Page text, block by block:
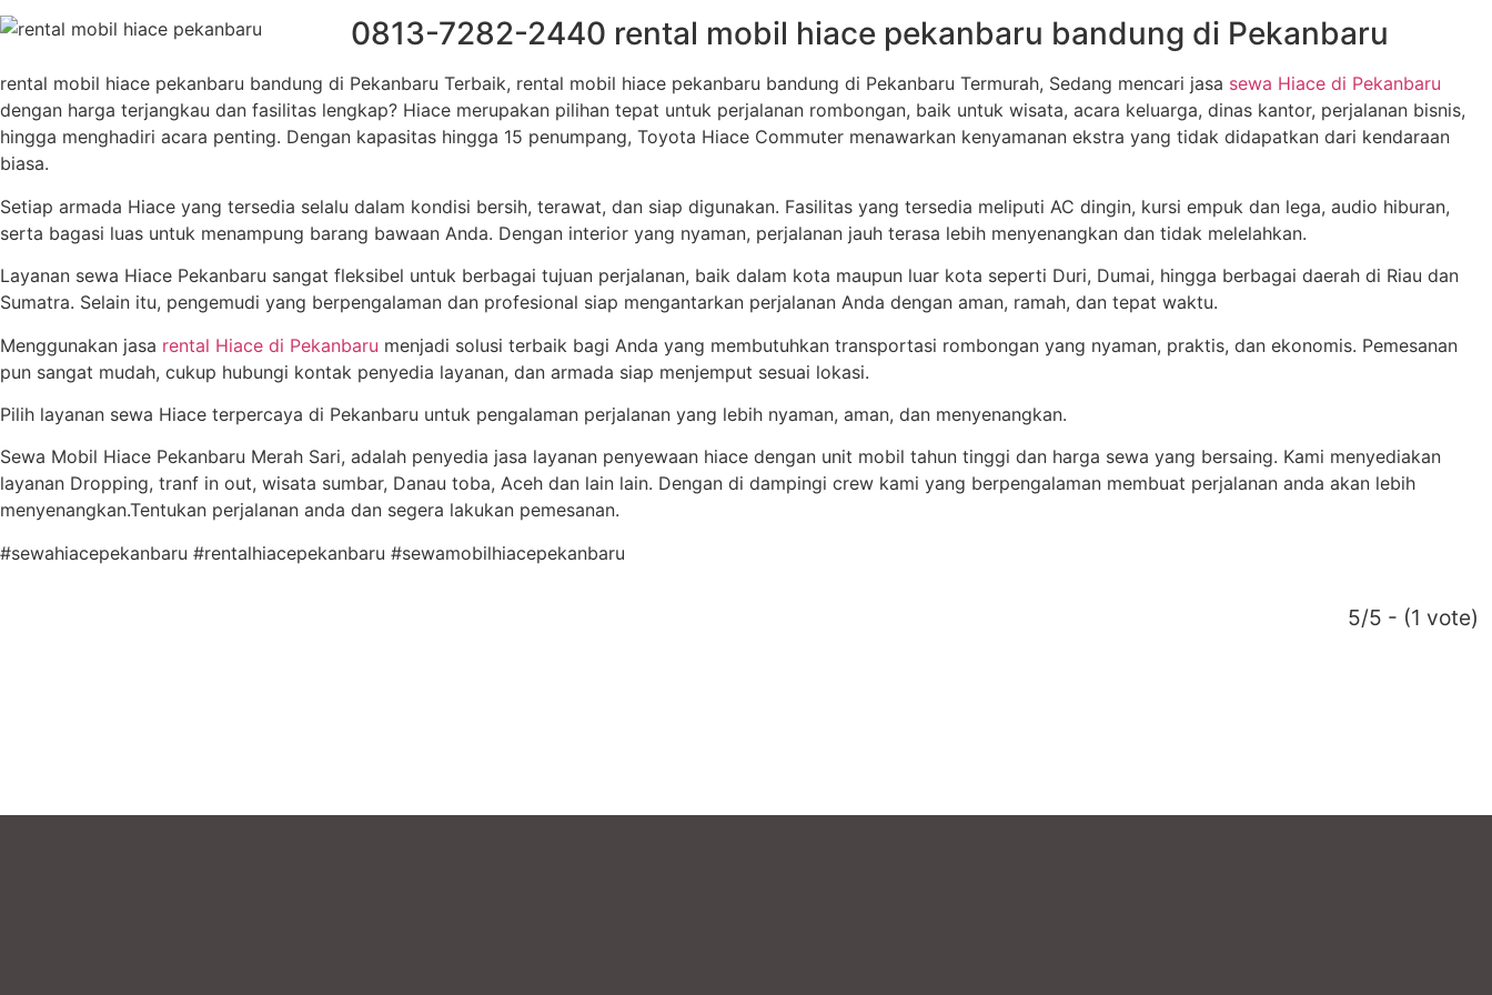
0813-7282-2440 rental mobil hiace pekanbaru bandung di Pekanbaru
rental mobil hiace pekanbaru bandung di Pekanbaru Terbaik, rental mobil hiace pekanbaru bandung di Pekanbaru Termurah, Sedang mencari jasa sewa Hiace di Pekanbaru
dengan harga terjangkau dan fasilitas lengkap? Hiace merupakan pilihan tepat untuk perjalanan rombongan, baik untuk wisata, acara keluarga, dinas kantor, perjalanan bisnis,
hingga menghadiri acara penting. Dengan kapasitas hingga 15 penumpang, Toyota Hiace Commuter menawarkan kenyamanan ekstra yang tidak didapatkan dari kendaraan
biasa.
Setiap armada Hiace yang tersedia selalu dalam kondisi bersih, terawat, dan siap digunakan. Fasilitas yang tersedia meliputi AC dingin, kursi empuk dan lega, audio hiburan,
serta bagasi luas untuk menampung barang bawaan Anda. Dengan interior yang nyaman, perjalanan jauh terasa lebih menyenangkan dan tidak melelahkan.
Layanan sewa Hiace Pekanbaru sangat fleksibel untuk berbagai tujuan perjalanan, baik dalam kota maupun luar kota seperti Duri, Dumai, hingga berbagai daerah di Riau dan
Sumatra. Selain itu, pengemudi yang berpengalaman dan profesional siap mengantarkan perjalanan Anda dengan aman, ramah, dan tepat waktu.
Menggunakan jasa rental Hiace di Pekanbaru menjadi solusi terbaik bagi Anda yang membutuhkan transportasi rombongan yang nyaman, praktis, dan ekonomis. Pemesanan
pun sangat mudah, cukup hubungi kontak penyedia layanan, dan armada siap menjemput sesuai lokasi.
Pilih layanan sewa Hiace terpercaya di Pekanbaru untuk pengalaman perjalanan yang lebih nyaman, aman, dan menyenangkan.
Sewa Mobil Hiace Pekanbaru Merah Sari, adalah penyedia jasa layanan penyewaan hiace dengan unit mobil tahun tinggi dan harga sewa yang bersaing. Kami menyediakan
layanan Dropping, tranf in out, wisata sumbar, Danau toba, Aceh dan lain lain. Dengan di dampingi crew kami yang berpengalaman membuat perjalanan anda akan lebih
menyenangkan.Tentukan perjalanan anda dan segera lakukan pemesanan.
#sewahiacepekanbaru #rentalhiacepekanbaru #sewamobilhiacepekanbaru
5/5 - (1 vote)